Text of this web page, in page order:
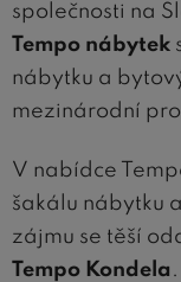
společnosti na
Tempo nábytek
nábytku a
mezinárodní
V nabídce
šakálu nábytku
zájmu se těší
Tempo Kondela